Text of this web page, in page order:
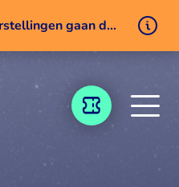
Belangrijke informatie: voorstellingen gaan door ondanks een technisch probleem
TICKETING